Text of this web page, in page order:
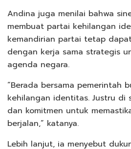
Andina juga menilai bahwa
membuat partai kehilangan
kemandirian partai tetap
dengan kerja sama strategis
agenda negara.
“Berada bersama pemerintah
kehilangan identitas. Justru
dan komitmen untuk
berjalan,” katanya.
Lebih lanjut, ia menyebut